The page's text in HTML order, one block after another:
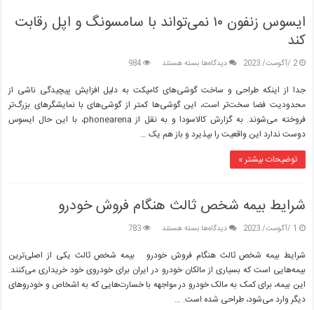
ایسوس زنفون ۱۰ نمی‌تواند با سامسونگ و اپل رقابت
کند
2 /آگوست/ 2023 دیدگاه‌هابرای
زنفون
۱۰
نمی‌تواند
با
سامسونگ
بسته هستند 984
جدا از اینکه طراحی و ساخت گوشی‌های کامپکت به دلیل افزایش پیچیدگی ناشی از
محدودیت فضا سخت‌تر است، این گوشی‌ها کمتر از گوشی‌های با نمایشگرهای بزرگ‌تر
فروخته می‌شوند. به گزارش کالاسودا و به نقل از phonearena، با این حال ایسوس
دوست ندارد این واقعیت را بپذیرد و باز هم یک …
توضیحات بیشتر »
شرایط بیمه شخص ثالث هنگام فروش خودرو
1 /آگوست/ 2023 دیدگاه‌هابرای
بیمه
شخص
ثالث
هنگام
فروش
بسته هستند 783
شرایط بیمه شخص ثالث هنگام فروش خودرو بیمه شخص ثالث یکی از اصلی‌ترین
بیمه‌هایی است که بسیاری از مالکان خودرو در ایران برای خودروی خود خریداری می‌کنند.
این بیمه، برای کمک به مالک خودرو در مواجهه با خسارت‌هایی که به اشخاص و خودروهای
دیگر وارد می‌شود، طراحی شده است. …